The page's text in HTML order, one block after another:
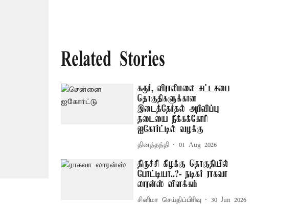
Related Stories
கரூர், விராலிமலை சட்டசபை
தொகுதிகளுக்கான
இடைத்தேர்தல் அறிவிப்பு
தடையை நீக்கக்கோரி
ஐகோர்ட்டில் வழக்கு
தினத்தந்தி 01 Aug 2026
திருச்சி கிழக்கு தொகுதியில்
போட்டியா..?- நடிகர் ராகவா
லாரன்ஸ் விளக்கம்
சினிமா செய்திப்பிரிவு 30 Jun 2026